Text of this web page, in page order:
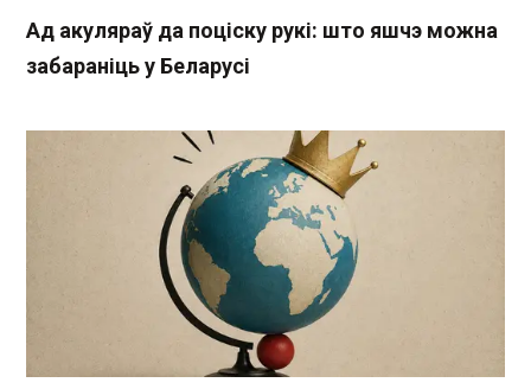
Ад акуляраў да поціску рукі: што яшчэ можна
забараніць у Беларусі